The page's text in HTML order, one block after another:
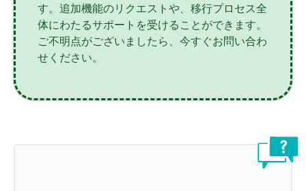
す。追加機能のリクエストや、移行プロセス全
体にわたるサポートを受けることができます。
ご不明点がございましたら、今すぐお問い合わ
せください。